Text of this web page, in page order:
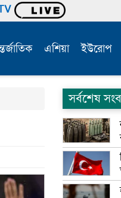
এশিয়া ইউরোপ
সর্বশেষ